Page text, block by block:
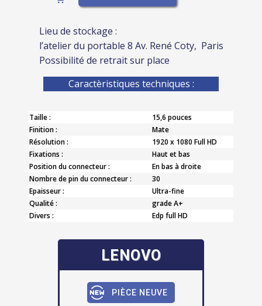
Lieu de stockage :
l’atelier du portable 8 Av. René Coty, Paris
Possibilité de retrait sur place
Caractèristiques techniques :
Taille :
15,6 pouces
Finition :
Mate
Résolution :
1920 x 1080 Full HD
Fixations :
Haut et bas
Position du connecteur :
En bas à droite
Nombre de pin du connecteur :
30
Epaisseur :
Ultra-fine
Qualité :
grade A+
Divers :
Edp full HD
LENOVO
PIÈCE NEUVE